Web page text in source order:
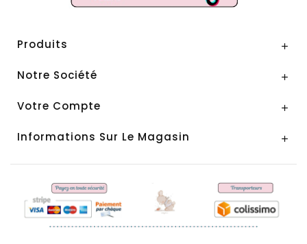
Produits 
Notre Société 
Votre Compte 
Informations Sur Le Magasin 